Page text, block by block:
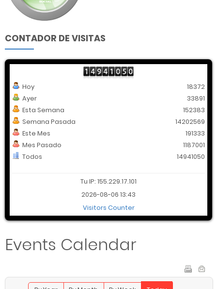
CONTADOR DE VISITAS
Hoy
Ayer
Esta Semana
Semana Pasada
Este Mes
Mes Pasado
Todos
18372
33891
152383
14202569
191333
1187001
14941050
Tu IP: 155.229.17.101
2026-08-06 13:43
Visitors Counter
Events Calendar